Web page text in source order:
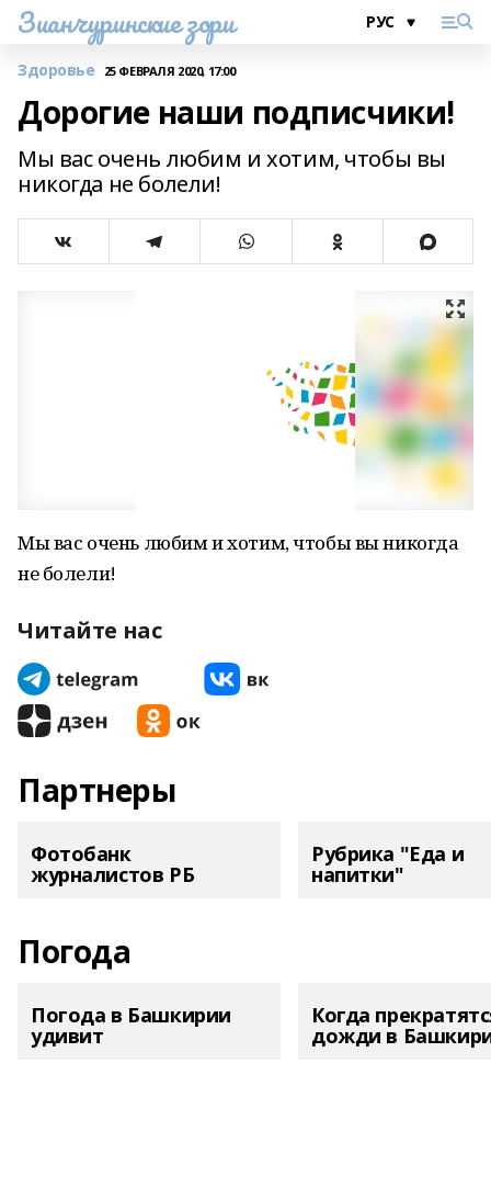
Зианчуринские зори
Здоровье 25 ФЕВРАЛЯ 2020, 17:00
Дорогие наши подписчики!
Мы вас очень любим и хотим, чтобы вы
никогда не болели!
Мы вас очень любим и хотим, чтобы вы никогда
не болели!
Читайте нас
Партнеры
Фотобанк
журналистов РБ
Рубрика "Еда и
напитки"
Погода
Погода в Башкирии
удивит
Когда
дожди в